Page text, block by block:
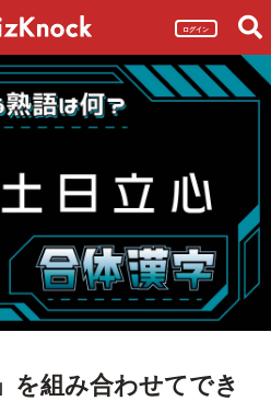
ログイン
を組み合わせてでき